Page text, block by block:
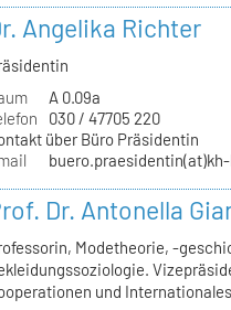
Angelika Richter
A 0.09a
030 / 47705 220
über Büro Präsidentin
Dr. Antonella
Modetheorie, -
und